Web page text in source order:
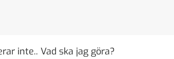
inte.. Vad ska jag göra?